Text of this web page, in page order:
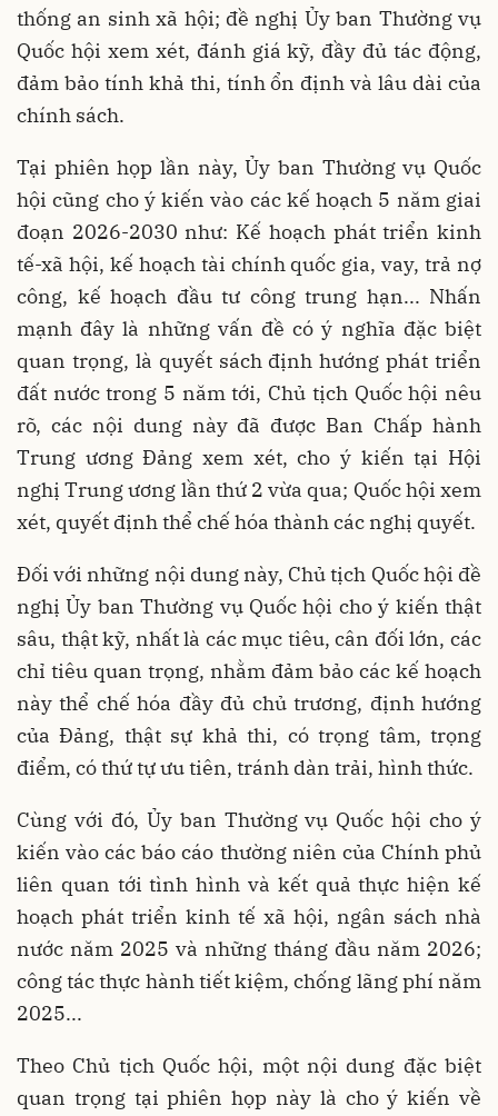
thống an sinh xã hội; đề nghị Ủy ban Thường vụ
Quốc hội xem xét, đánh giá kỹ, đầy đủ tác động,
đảm bảo tính khả thi, tính ổn định và lâu dài của
chính sách.
Tại phiên họp lần này, Ủy ban Thường vụ Quốc
hội cũng cho ý kiến vào các kế hoạch 5 năm giai
đoạn 2026-2030 như: Kế hoạch phát triển kinh
tế-xã hội, kế hoạch tài chính quốc gia, vay, trả nợ
công, kế hoạch đầu tư công trung hạn... Nhấn
mạnh đây là những vấn đề có ý nghĩa đặc biệt
quan trọng, là quyết sách định hướng phát triển
đất nước trong 5 năm tới, Chủ tịch Quốc hội nêu
rõ, các nội dung này đã được Ban Chấp hành
Trung ương Đảng xem xét, cho ý kiến tại Hội
nghị Trung ương lần thứ 2 vừa qua; Quốc hội xem
xét, quyết định thể chế hóa thành các nghị quyết.
Đối với những nội dung này, Chủ tịch Quốc hội đề
nghị Ủy ban Thường vụ Quốc hội cho ý kiến thật
sâu, thật kỹ, nhất là các mục tiêu, cân đối lớn, các
chỉ tiêu quan trọng, nhằm đảm bảo các kế hoạch
này thể chế hóa đầy đủ chủ trương, định hướng
của Đảng, thật sự khả thi, có trọng tâm, trọng
điểm, có thứ tự ưu tiên, tránh dàn trải, hình thức.
Cùng với đó, Ủy ban Thường vụ Quốc hội cho ý
kiến vào các báo cáo thường niên của Chính phủ
liên quan tới tình hình và kết quả thực hiện kế
hoạch phát triển kinh tế xã hội, ngân sách nhà
nước năm 2025 và những tháng đầu năm 2026;
công tác thực hành tiết kiệm, chống lãng phí năm
2025...
Theo Chủ tịch Quốc hội, một nội dung đặc biệt
quan trọng tại phiên họp này là cho ý kiến về